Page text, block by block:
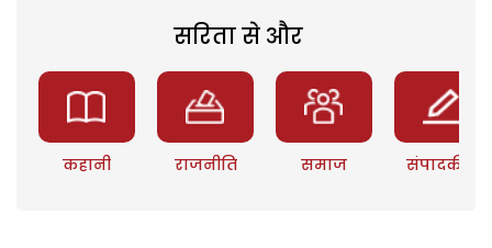
सरिता से और
कहानी राजनीति समाज संपादकीय